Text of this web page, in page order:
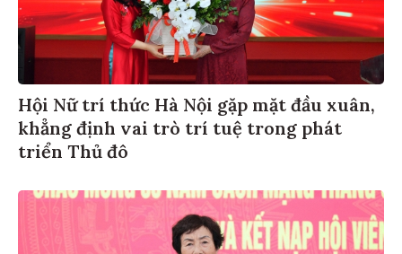
Hội Nữ trí thức Hà Nội gặp mặt đầu xuân,
khẳng định vai trò trí tuệ trong phát
triển Thủ đô